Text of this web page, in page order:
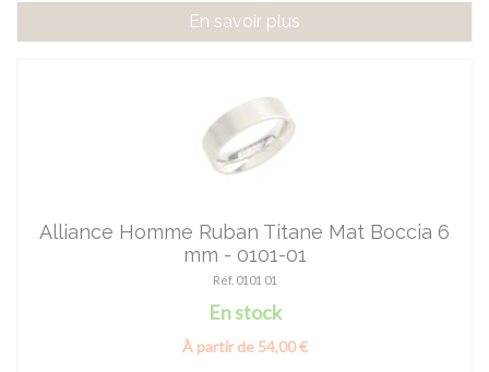
En savoir plus
Alliance Homme Ruban Titane Mat Boccia 6
mm - 0101-01
Réf. 0101 01
En stock
À partir de 54,00 €